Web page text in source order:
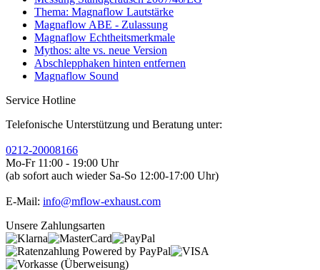
Thema: Magnaflow Lautstärke
Magnaflow ABE - Zulassung
Magnaflow Echtheitsmerkmale
Mythos: alte vs. neue Version
Abschlepphaken hinten entfernen
Magnaflow Sound
Service Hotline
Telefonische Unterstützung und Beratung unter:
0212-20008166
Mo-Fr 11:00 - 19:00 Uhr
(ab sofort auch wieder Sa-So 12:00-17:00 Uhr)
E-Mail: info@mflow-exhaust.com
Unsere Zahlungsarten